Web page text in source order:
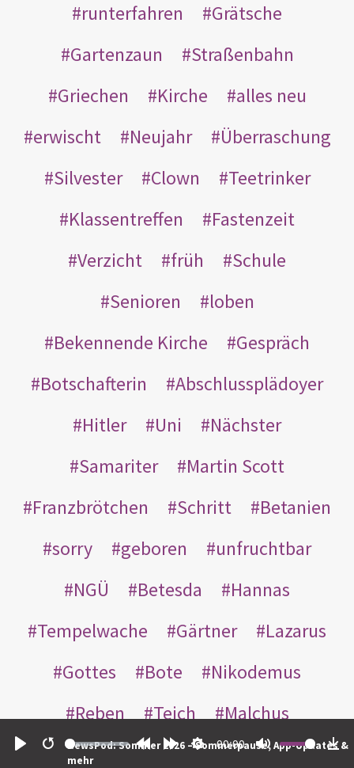
Restart
00:00
NewsPod: Sommer 2026 – Sommerpause, App-Updates &
mehr
runterfahren
Grätsche
Gartenzaun
Straßenbahn
Griechen
Kirche
alles neu
erwischt
Neujahr
Überraschung
Silvester
Clown
Teetrinker
Klassentreffen
Fastenzeit
Verzicht
früh
Schule
Senioren
loben
Bekennende Kirche
Gespräch
Botschafterin
Abschlussplädoyer
Hitler
Uni
Nächster
Samariter
Martin Scott
Franzbrötchen
Schritt
Betanien
sorry
geboren
unfruchtbar
NGÜ
Betesda
Hannas
Tempelwache
Gärtner
Lazarus
Gottes
Bote
Nikodemus
Reben
Teich
Malchus
Inneren
leer Thomas wer